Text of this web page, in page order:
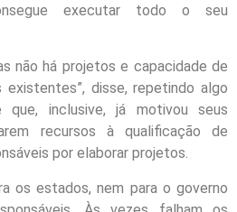
executar todo o seu
não há projetos e capacidade de
disse, repetindo algo
inclusive, já motivou seus
recursos à qualificação de
por elaborar projetos.
os estados, nem para o governo